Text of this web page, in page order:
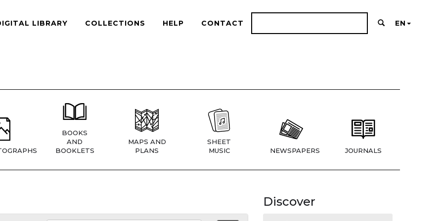
LIBRARY COLLECTIONS HELP CONTACT EN
BOOKS
AND
BOOKLETS
MAPS AND
PLANS
SHEET
MUSIC
NEWSPAPERS JOURNALS
Discover